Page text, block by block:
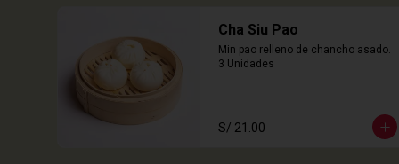
Cha Siu Pao
Min pao relleno de chancho asado.
3 Unidades
S/ 21.00